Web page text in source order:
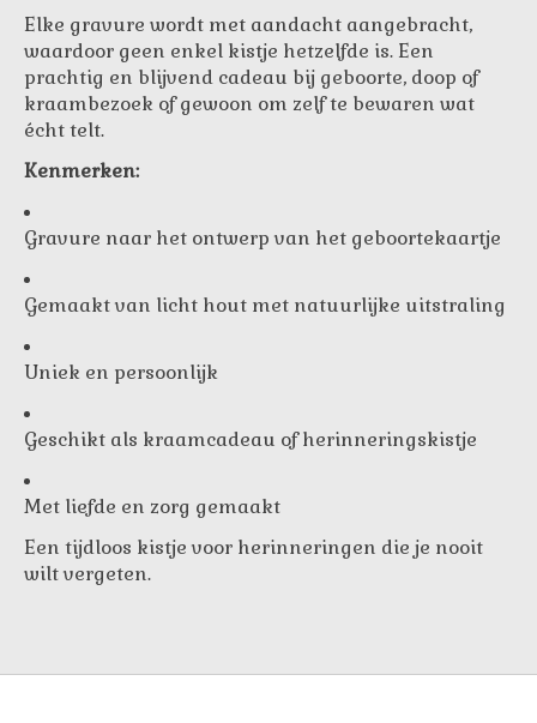
Elke gravure wordt met aandacht aangebracht,
waardoor geen enkel kistje hetzelfde is. Een
prachtig en blijvend cadeau bij geboorte, doop of
kraambezoek of gewoon om zelf te bewaren wat
écht telt.
Kenmerken:
Gravure naar het ontwerp van het geboortekaartje
Gemaakt van licht hout met natuurlijke uitstraling
Uniek en persoonlijk
Geschikt als kraamcadeau of herinneringskistje
Met liefde en zorg gemaakt
Een tijdloos kistje voor herinneringen die je nooit
wilt vergeten.